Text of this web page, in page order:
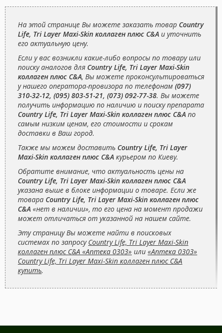
На этой странице Вы можете заказать товар Country
Life, Tri Layer Maxi-Skin коллаген плюс C&А и уточнить
его актуальную цену.
Если у вас возникли какие-либо вопросы по товару или
поиску аналогов для Country Life, Tri Layer Maxi-Skin
коллаген плюс C&А, Вы можете проконсультироваться
у нашего оператора-провизора по телефонам (097)
310-32-12, (095) 803-51-21, (073) 092-77-38. Вы можете
получить информацию по наличию и поиску препарата
Country Life, Tri Layer Maxi-Skin коллаген плюс C&А по
самым низким ценам, его стоимости и срокам
доставки в Ваш город.
Также мы можем доставить Country Life, Tri Layer
Maxi-Skin коллаген плюс C&А курьером по Киеву.
Обратите внимание, что актуальность цены на
Country Life, Tri Layer Maxi-Skin коллаген плюс C&А
указана выше в блоке информации о товаре. Если же
товара Country Life, Tri Layer Maxi-Skin коллаген плюс
C&А «нет в наличии», то его цена на момент продажи
может отличаться от указанной на нашем сайте.
Эту страницу Вы можете найти в поисковых
системах по запросу Country Life, Tri Layer Maxi-Skin
коллаген плюс C&А «Аптека 0303» или «Аптека 0303»
Country Life, Tri Layer Maxi-Skin коллаген плюс C&А
купить.